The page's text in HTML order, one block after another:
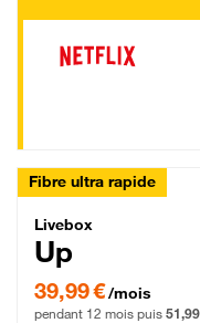
Fibre ultra rapide
Livebox Up
Livebox
Up
39,99 € par mois pendant
39,99 €/mois
pendant 12 mois puis